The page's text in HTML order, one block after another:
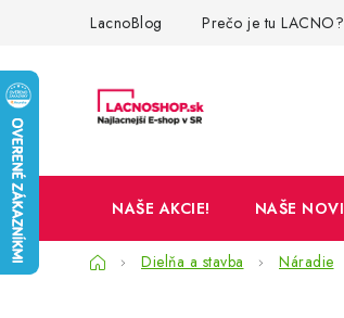
LacnoBlog Prečo je tu LACNO?
NAŠE AKCIE! NAŠE
DomovDielňa a stavba Náradie